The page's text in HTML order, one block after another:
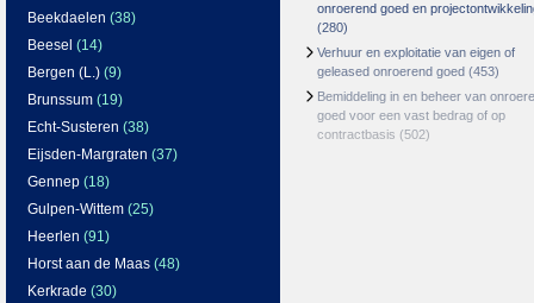
Beekdaelen (38)
Beesel (14)
Bergen (L.) (9)
Brunssum (19)
Echt-Susteren (38)
Eijsden-Margraten (37)
Gennep (18)
Gulpen-Wittem (25)
Heerlen (91)
Horst aan de Maas (48)
Kerkrade (30)
onroerend goed en
(280)
Verhuur en exploitatie van eigen of
geleased onroerend goed (453)
Bemiddeling in en beheer van
goed voor een vast bedrag of op
contractbasis (502)